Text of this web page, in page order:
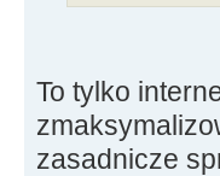
To tylko
zasadnicze